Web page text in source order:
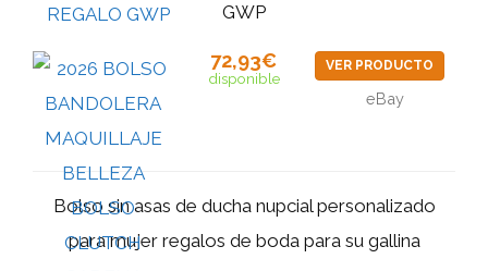
GWP
72,93€
disponible
VER PRODUCTO
eBay
Bolso sin asas de ducha nupcial personalizado
para mujer regalos de boda para su gallina